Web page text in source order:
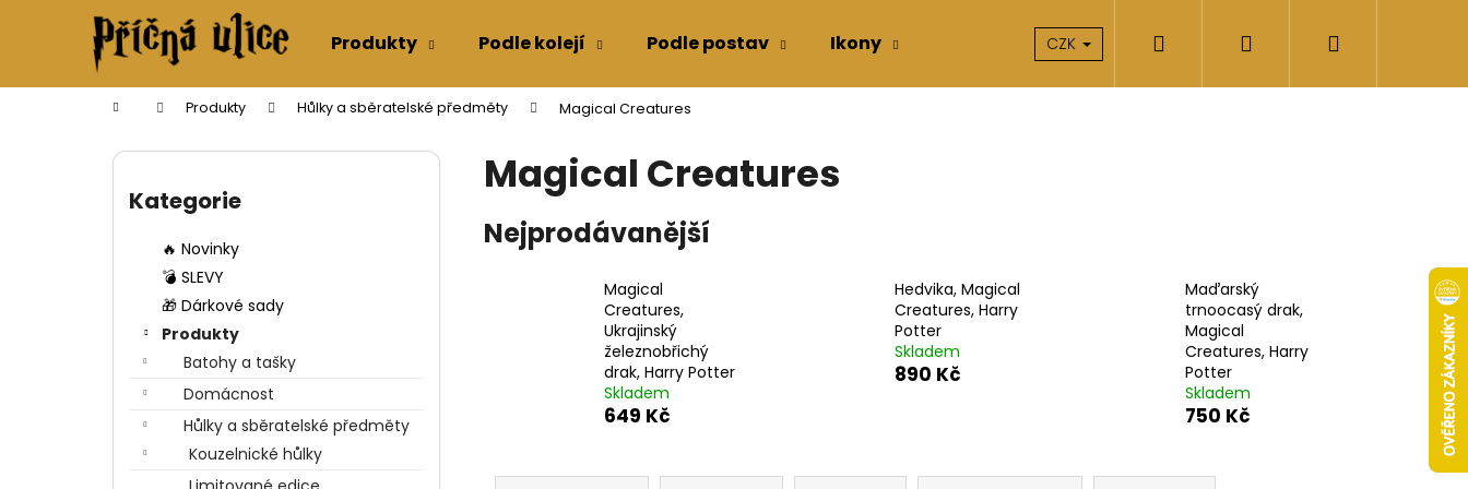
Produkty Podle kolejí Podle postav Ikony O nás
CZK Přihlášení
Domů Produkty Hůlky a sběratelské předměty Magical Creatures
kategorie
Kategorie
🔥 Novinky
💣 SLEVY
🎁 Dárkové sady
Produkty
Batohy a tašky
Domácnost
Hůlky a sběratelské předměty
Kouzelnické hůlky
Magical Creatures
Nejprodávanější
Magical
Creatures,
Ukrajinský
železnobřichý
drak, Harry Potter
Skladem
649 Kč
Hedvika, Magical
Creatures, Harry
Potter
Skladem
890 Kč
Maďarský
trnoocasý drak,
Magical
Creatures, Harry
Potter
Skladem
750 Kč
Ř
í
Zpět
do
Zpět
do
Co potřebujete najít?
Doporučujeme